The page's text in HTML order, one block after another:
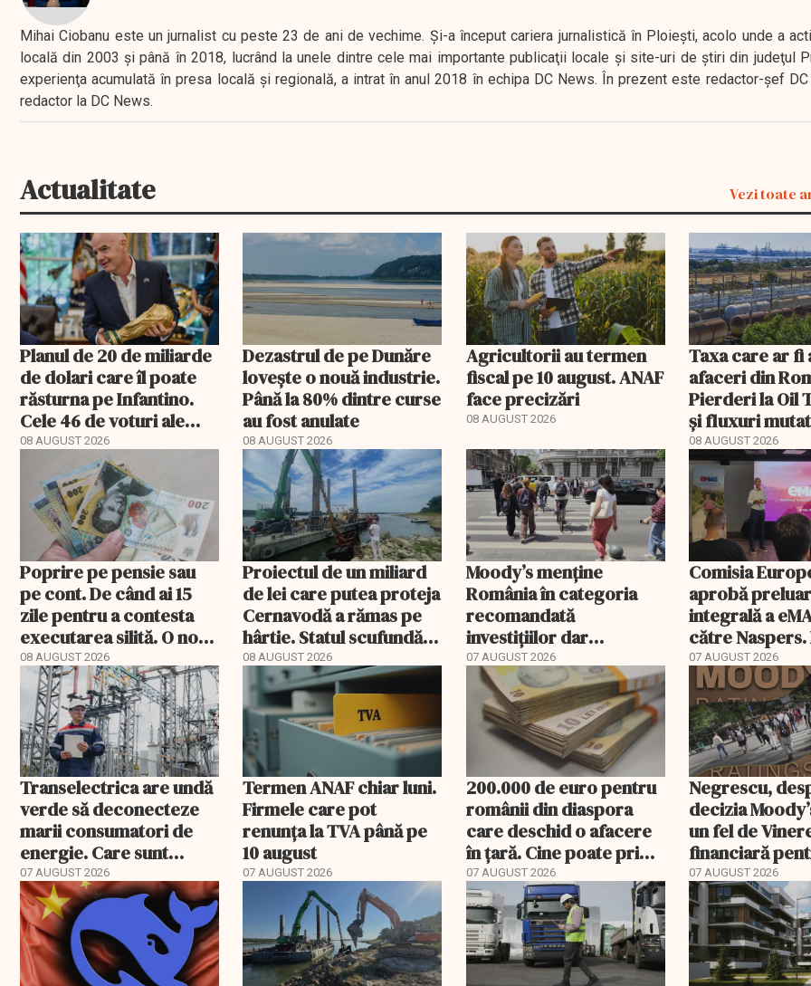
Mihai Ciobanu este un jurnalist cu peste 23 de ani de vechime. Şi-a început cariera jurnalistică în Ploieşti, acolo unde a
locală din 2003 şi până în 2018, lucrând la unele dintre cele mai importante publicaţii locale şi site-uri de ştiri din judeţul
experienţa acumulată în presa locală şi regională, a intrat în anul 2018 în echipa DC News. În prezent este redactor-şef
redactor la DC News.
Actualitate Vezi toate
Planul de 20 de miliarde
de dolari care îl poate
răsturna pe Infantino.
Cele 46 de voturi ale
Asiei decid viitorul FIFA
08 AUGUST 2026
Dezastrul de pe Dunăre
lovește o nouă industrie.
Până la 80% dintre curse
au fost anulate
08 AUGUST 2026
Agricultorii au termen
fiscal pe 10 august. ANAF
face precizări
08 AUGUST 2026
Taxa care ar fi
afaceri din
Pierderi la Oil
și fluxuri
Portul
08 AUGUST 2026
Poprire pe pensie sau
pe cont. De când ai 15
zile pentru a contesta
executarea silită. O nouă
decizie CCR
08 AUGUST 2026
Proiectul de un miliard
de lei care putea proteja
Cernavodă a rămas pe
hârtie. Statul scufundă
acum barje în Dunăre
08 AUGUST 2026
Moody’s menține
România în categoria
recomandată
investițiilor dar
transmite un
avertisment
07 AUGUST 2026
Comisia
aprobă
integrală a
către Naspers.
Stanciu iese
acționariat
07 AUGUST 2026
Transelectrica are undă
verde să deconecteze
marii consumatori de
energie. Care sunt
condițiile
07 AUGUST 2026
Termen ANAF chiar luni.
Firmele care pot
renunța la TVA până pe
10 august
07 AUGUST 2026
200.000 de euro pentru
românii din diaspora
care deschid o afacere
în țară. Cine poate primi
banii și ce trebuie
rambursat
07 AUGUST 2026
Negrescu,
decizia
un fel de
financiară
România”.
încheie în
07 AUGUST 2026